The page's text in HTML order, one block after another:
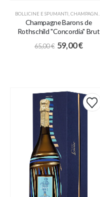
BOLLICINE E SPUMANTI CHAMPAGNE
Champagne Barons de
Rothschild "Concordia" Brut
65,00€ 59,00€